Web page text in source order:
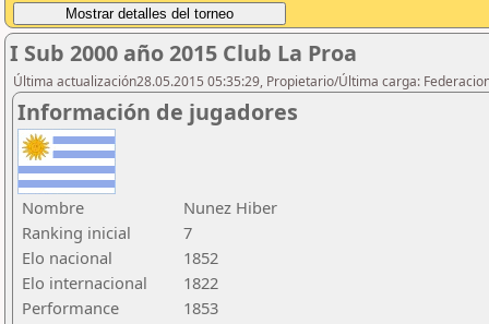
I Sub 2000 año 2015 Club La Proa
Última actualización28.05.2015 05:35:29, Propietario/Última carga:
Información de jugadores
Nombre
Nunez Hiber
Ranking inicial
7
Elo nacional
1852
Elo internacional
1822
Performance
1853